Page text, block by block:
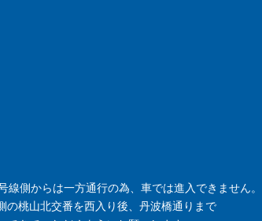
線側からは一方通行の為、車では進入できません。
の桃山北交番を西入り後、丹波橋通りまで